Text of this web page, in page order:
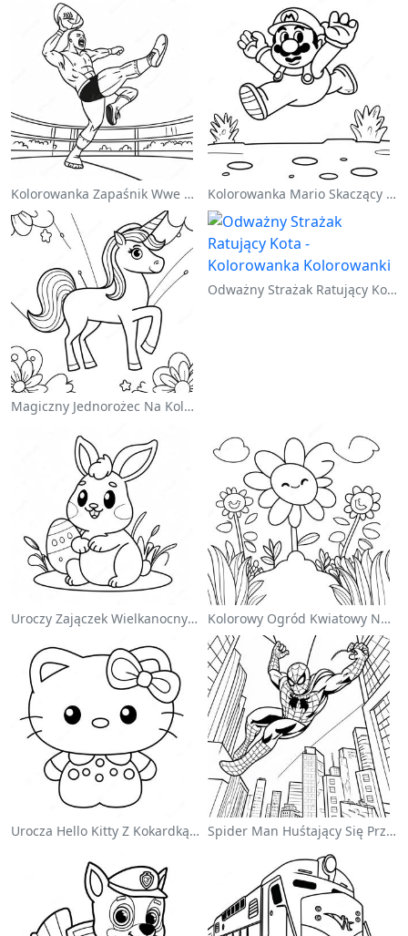
Kolorowanka Zapaśnik Wwe Skaczący Na Przeciwnika Kolorowanka Mario Skaczący Nad Goombami
Magiczny Jednorożec Na Kolorowance Z Tęczą
Odważny Strażak Ratujący Kota - Kolorowanka
Uroczy Zajączek Wielkanocny Na Kolorowance Kolorowy Ogród Kwiatowy Na Kolorowance
Urocza Hello Kitty Z Kokardką - Kolorowanka Spider Man Huśtający Się Przez Miasto - Kolorowanka